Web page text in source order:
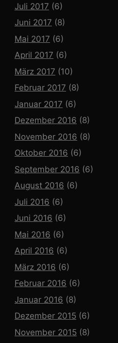
Juli 2017 (6)
Juni 2017 (8)
Mai 2017 (6)
April 2017 (6)
März 2017 (10)
Februar 2017 (8)
Januar 2017 (6)
Dezember 2016 (8)
November 2016 (8)
Oktober 2016 (6)
September 2016 (6)
August 2016 (6)
Juli 2016 (6)
Juni 2016 (6)
Mai 2016 (6)
April 2016 (6)
März 2016 (6)
Februar 2016 (6)
Januar 2016 (8)
Dezember 2015 (6)
November 2015 (8)